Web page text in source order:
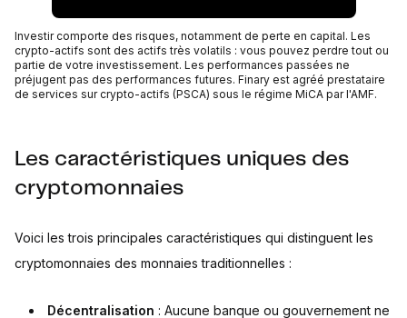
Investir comporte des risques, notamment de perte en capital. Les
crypto-actifs sont des actifs très volatils : vous pouvez perdre tout ou
partie de votre investissement. Les performances passées ne
préjugent pas des performances futures. Finary est agréé prestataire
de services sur crypto-actifs (PSCA) sous le régime MiCA par l'AMF.
Les caractéristiques uniques des
cryptomonnaies
Voici les trois principales caractéristiques qui distinguent les
cryptomonnaies des monnaies traditionnelles :
Décentralisation : Aucune banque ou gouvernement ne